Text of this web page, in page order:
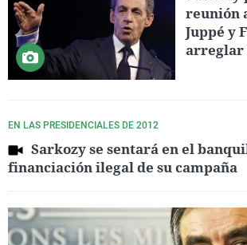
reunión
Juppé y
arreglar
EN LAS PRESIDENCIALES DE 2012
Sarkozy se sentará en el
financiación ilegal de su campaña